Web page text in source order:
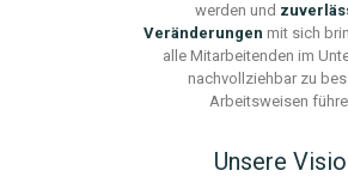
werden und
Veränderungen mit sich
alle Mitarbeitenden im
nachvollziehbar zu
Arbeitsweisen
Unsere